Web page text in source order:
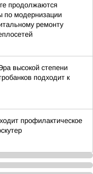
продолжаются
по модернизации
ремонту
высокой степени
подходит к
профилактическое